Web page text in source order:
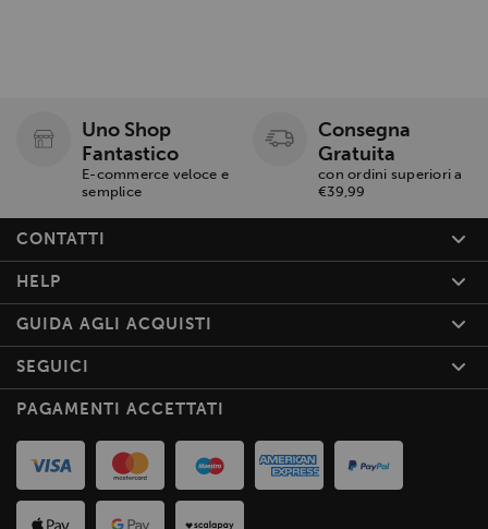
Uno Shop
Fantastico
E-commerce veloce e
semplice
Consegna
Gratuita
con ordini superiori a
€39,99
CONTATTI
HELP
GUIDA AGLI ACQUISTI
SEGUICI
PAGAMENTI ACCETTATI